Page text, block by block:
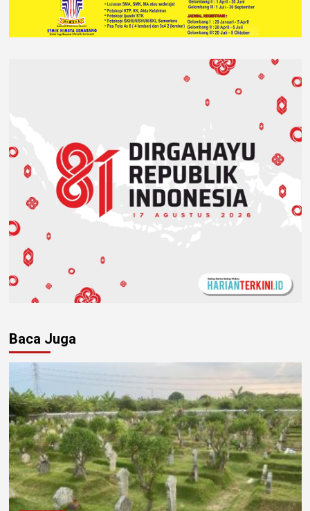
Baca Juga